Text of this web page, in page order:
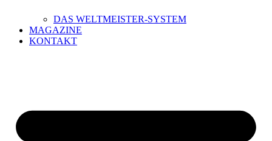
DAS WELTMEISTER-SYSTEM
MAGAZINE
KONTAKT